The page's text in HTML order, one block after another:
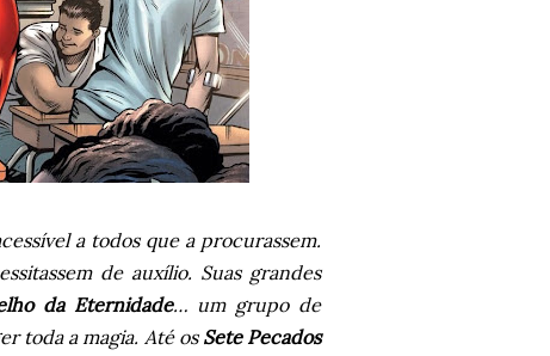
a todos que a procurassem.
de auxílio. Suas grandes
da Eternidade… um grupo de
toda a magia. Até osSete Pecados